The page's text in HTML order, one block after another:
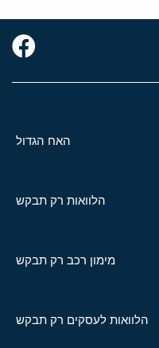
האח הגדול
הלוואות רק תבקש
מימון רכב רק תבקש
הלוואות לעסקים רק תבקש